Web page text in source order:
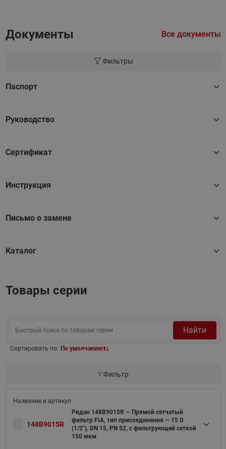
Документы Все документы
Фильтры
Паспорт
Руководство
Сертификат
Инструкция
Письмо о замене
Каталог
Товары серии
Найти
Сортировать по: По умолчанию
Фильтр
148B9015R
Ридан 148B9015R — Прямой сетчатый
фильтр FIA, тип присоединения — 15 D
(1/2"), DN 15, PN 52, c фильтрующей сеткой
150 мкм